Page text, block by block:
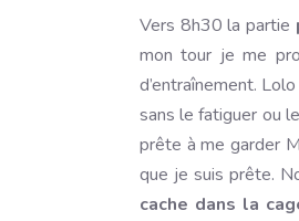
Vers 8h30 la partie
mon tour je me
d’entraînement.
sans le fatiguer ou
prête à me garder
que je suis prête.
cache dans la